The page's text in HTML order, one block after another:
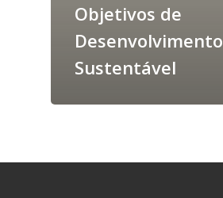
Objetivos de
Desenvolvimento
Sustentável